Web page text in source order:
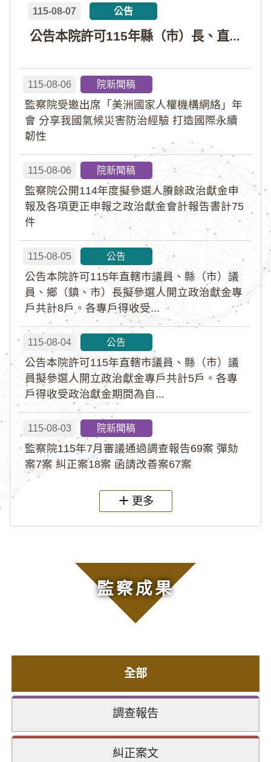
公告本院許可115年縣（市）長、直轄市議員、縣（市）議員擬參選人開立政治獻金專戶共計4戶。各專戶得收受政治獻金期間為自專戶許可設立日起至115年11月27日止，專戶名冊詳如附件。
115-08-07 公告
115-08-06 院新聞稿
監察院受邀出席「美洲國家人權機構網絡」年
會 分享我國氣候災害防治經驗 打造國際永續
韌性
115-08-06 院新聞稿
監察院公開114年度擬參選人賸餘政治獻金申
報及各項更正申報之政治獻金會計報告書計75
件
115-08-05 公告
公告本院許可115年直轄市議員、縣（市）議
員、鄉（鎮、市）長擬參選人開立政治獻金專
戶共計8戶。各專戶得收受...
115-08-04 公告
公告本院許可115年直轄市議員、縣（市）議
員擬參選人開立政治獻金專戶共計5戶。各專
戶得收受政治獻金期間為自...
115-08-03 院新聞稿
監察院115年7月審議通過調查報告69案 彈劾
案7案 糾正案18案 函請改善案67案
更多
監察成果
全部
調查報告
糾正案文